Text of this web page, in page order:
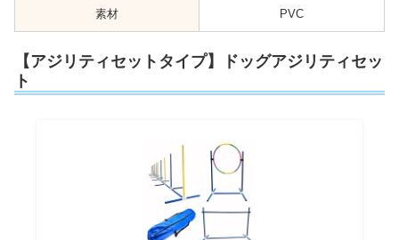
素材 PVC
【アジリティセットタイプ】ドッグアジリティセッ
ト